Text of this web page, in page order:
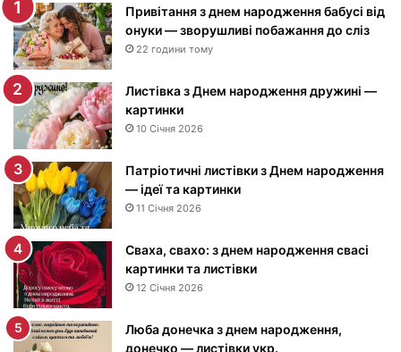
н
к
и
з
Д
н
е
н
а
р
о
д
ж
е
н
н
я
Привітання з днем народження бабусі від
онуки — зворушливі побажання до сліз
22 години тому
Листівка з Днем народження дружині —
картинки
10 Січня 2026
Патріотичні листівки з Днем народження
— ідеї та картинки
11 Січня 2026
Сваха, свахо: з днем народження свасі
картинки та листівки
12 Січня 2026
Люба донечка з днем народження,
донечко — листівки укр.